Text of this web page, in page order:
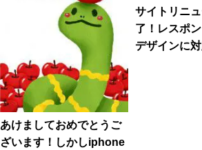
あけましておめでとうご
ざいます！しかしiphone
サイトリニ
了！レスポ
デザインに